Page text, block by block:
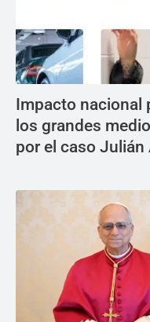
Impacto nacional
los grandes
por el caso Julián